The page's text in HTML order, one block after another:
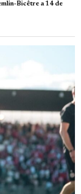
Bicêtre a 14 de